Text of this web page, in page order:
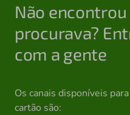
Não encontrou
procurava?
com a gente
Os canais disponíveis
cartão são: